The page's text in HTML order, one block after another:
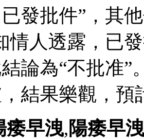
發批件”，其
情人透露，已
論為“不批准”
結果樂觀，預
痿早洩, 陽痿早洩